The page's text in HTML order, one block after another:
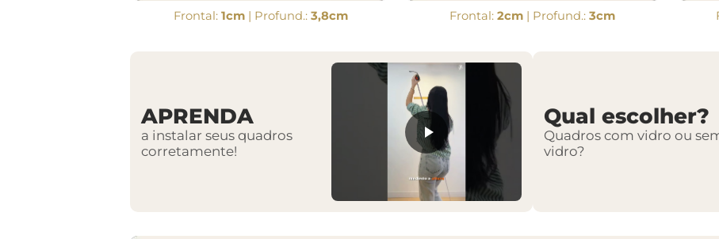
Frontal: 1cm| Profund.: 3,8cm Frontal:2cm | Profund.:3cm
APRENDA
a instalar seus quadros
corretamente!
Qual escolher?
Quadros com vidro ou
vidro?